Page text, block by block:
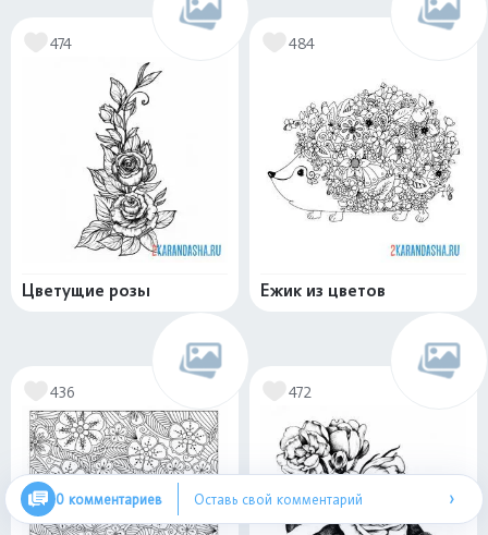
474
Цветущие розы
484
Ежик из цветов
436 472
0 комментариев Оставь свой комментарий ›